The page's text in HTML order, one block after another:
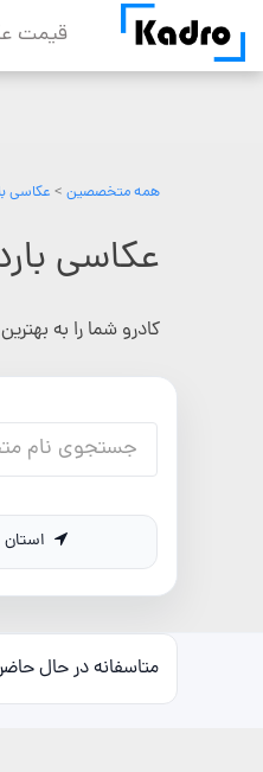
content
قیمت
همه متخصصین > عکاسی
عکاسی
کادرو شما را به
متاسفانه در حال